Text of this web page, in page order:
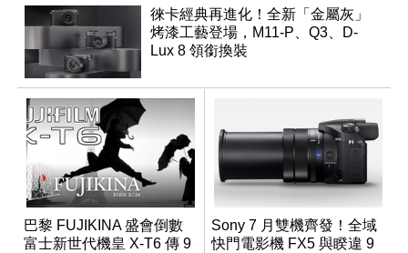
徠卡經典再進化！全新「金屬灰」
烤漆工藝登場，M11-P、Q3、D-
Lux 8 領銜換裝
巴黎 FUJIKINA 盛會倒數
富士新世代機皇 X-T6 傳 9
Sony 7 月雙機齊發！全域
快門電影機 FX5 與睽違 9